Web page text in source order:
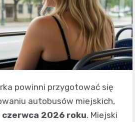
powinni przygotować się
autobusów miejskich,
czerwca 2026 roku. Miejski